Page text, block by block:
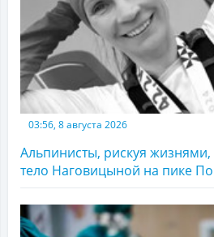
03:56, 8 августа 2026
Альпинисты, рискуя
тело Наговицыной на пике